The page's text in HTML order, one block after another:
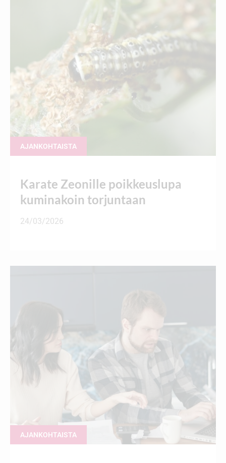
AJANKOHTAISTA
Karate Zeonille poikkeuslupa
kuminakoin torjuntaan
24/03/2026
AJANKOHTAISTA